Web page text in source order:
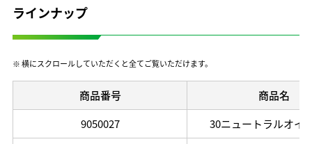
ラインナップ
※ 横にスクロールしていただくと全てご覧いただけます。
商品番号
商品名
9050027
30ニュートラルオイ